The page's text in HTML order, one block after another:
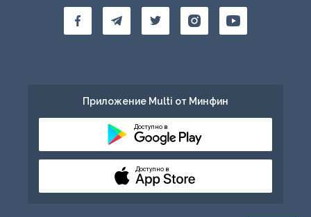
Приложение Multi от Минфин
Доступно в
Доступно в